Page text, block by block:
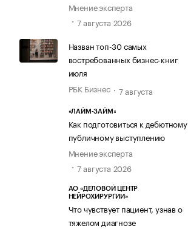
Мнение эксперта
7 августа 2026
Назван топ-30 самых
востребованных бизнес-книг
июля
РБК Бизнес
7 августа
«ЛАЙМ-ЗАЙМ»
Как подготовиться к дебютному
публичному выступлению
Мнение эксперта
7 августа 2026
АО «ДЕЛОВОЙ ЦЕНТР
НЕЙРОХИРУРГИИ»
Что чувствует пациент, узнав о
тяжелом диагнозе